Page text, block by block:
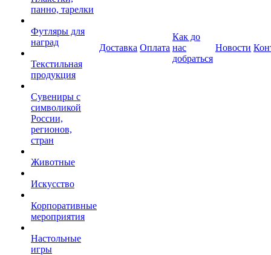
панно, тарелки
Футляры для
наград
Текстильная
продукция
Сувениры с
символикой
России,
регионов,
стран
Животные
Искусство
Корпоративные
мероприятия
Настольные
игры
Доставка Оплата
Как до
нас
добраться
Новости